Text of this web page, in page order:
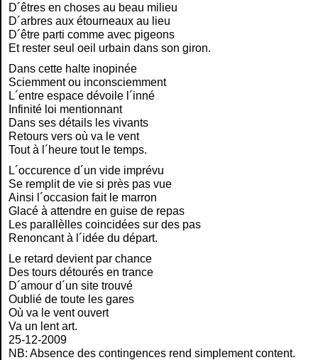
D´êtres en choses au beau milieu
D´arbres aux étourneaux au lieu
D´être parti comme avec pigeons
Et rester seul oeil urbain dans son giron.
Dans cette halte inopinée
Sciemment ou inconsciemment
L´entre espace dévoile l´inné
Infinité loi mentionnant
Dans ses détails les vivants
Retours vers où va le vent
Tout à l´heure tout le temps.
L´occurence d´un vide imprévu
Se remplit de vie si près pas vue
Ainsi l´occasion fait le marron
Glacé à attendre en guise de repas
Les parallèlles coincidées sur des pas
Renoncant à l´idée du départ.
Le retard devient par chance
Des tours détourés en trance
D´amour d´un site trouvé
Oublié de toute les gares
Où va le vent ouvert
Va un lent art.
25-12-2009
NB: Absence des contingences rend simplement content.